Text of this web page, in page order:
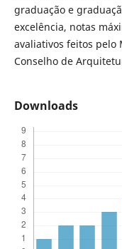
graduação e
excelência, notas
avaliativos feitos pelo
Conselho de
Downloads